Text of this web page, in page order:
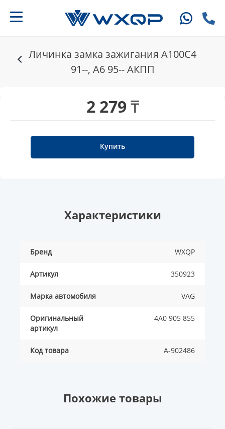
Личинка замка зажигания A100C4
91--, A6 95-- АКПП
2 279 ₸
Купить
Характеристики
Бренд WXQP
Артикул 350923
Марка автомобиля VAG
Оригинальный
артикул
4A0 905 855
Код товара A-902486
Похожие товары